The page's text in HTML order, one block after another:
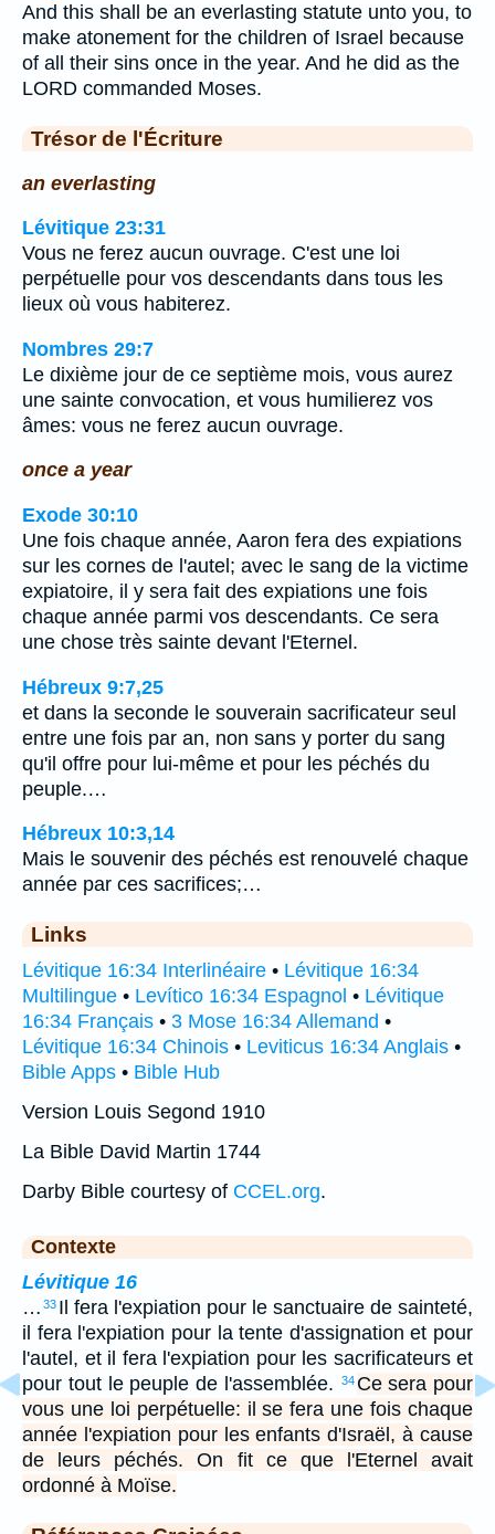
And this shall be an everlasting statute unto you, to
make atonement for the children of Israel because
of all their sins once in the year. And he did as the
LORD commanded Moses.
Trésor de l'Écriture
an everlasting
Lévitique 23:31
Vous ne ferez aucun ouvrage. C'est une loi
perpétuelle pour vos descendants dans tous les
lieux où vous habiterez.
Nombres 29:7
Le dixième jour de ce septième mois, vous aurez
une sainte convocation, et vous humilierez vos
âmes: vous ne ferez aucun ouvrage.
once a year
Exode 30:10
Une fois chaque année, Aaron fera des expiations
sur les cornes de l'autel; avec le sang de la victime
expiatoire, il y sera fait des expiations une fois
chaque année parmi vos descendants. Ce sera
une chose très sainte devant l'Eternel.
Hébreux 9:7,25
et dans la seconde le souverain sacrificateur seul
entre une fois par an, non sans y porter du sang
qu'il offre pour lui-même et pour les péchés du
peuple.…
Hébreux 10:3,14
Mais le souvenir des péchés est renouvelé chaque
année par ces sacrifices;…
Links
Lévitique 16:34 Interlinéaire • Lévitique 16:34
Multilingue • Levítico 16:34 Espagnol • Lévitique
16:34 Français • 3 Mose 16:34 Allemand •
Lévitique 16:34 Chinois • Leviticus 16:34 Anglais •
Bible Apps • Bible Hub
Version Louis Segond 1910
La Bible David Martin 1744
Darby Bible courtesy of CCEL.org.
Contexte
Lévitique 16
… 33 Il fera l'expiation pour le sanctuaire de sainteté,
il fera l'expiation pour la tente d'assignation et pour
l'autel, et il fera l'expiation pour les sacrificateurs et
pour tout le peuple de l'assemblée.
34 Ce sera pour
vous une loi perpétuelle: il se fera une fois chaque
année l'expiation pour les enfants d'Israël, à cause
de leurs péchés. On fit ce que l'Eternel avait
ordonné à Moïse.